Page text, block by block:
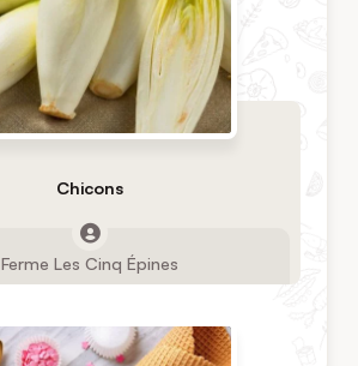
Chicons
Ferme Les Cinq Épines